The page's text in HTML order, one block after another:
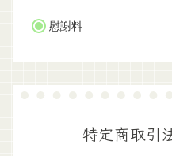
慰謝料
特定商取引